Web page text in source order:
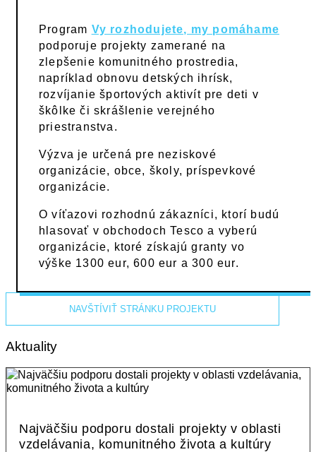
Program Vy rozhodujete, my pomáhame
podporuje projekty zamerané na
zlepšenie komunitného prostredia,
napríklad obnovu detských ihrísk,
rozvíjanie športových aktivít pre deti v
škôlke či skrášlenie verejného
priestranstva.
Výzva je určená pre neziskové
organizácie, obce, školy, príspevkové
organizácie.
O víťazovi rozhodnú zákazníci, ktorí budú
hlasovať v obchodoch Tesco a vyberú
organizácie, ktoré získajú granty vo
výške 1300 eur, 600 eur a 300 eur.
NAVŠTÍVIŤ STRÁNKU PROJEKTU
Aktuality
Najväčšiu podporu dostali projekty v oblasti
vzdelávania, komunitného života a kultúry